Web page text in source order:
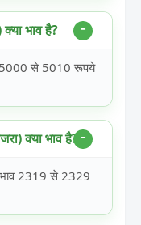
भाव है?
5000 से 5010 रूपये
क्या भाव है?
भाव 2319 से 2329